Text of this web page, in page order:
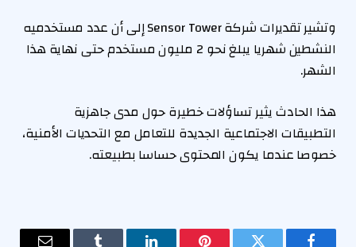
وتشير تقديرات شركة Sensor Tower إلى أن عدد مستخدميه
النشطين شهريا يبلغ نحو 2 مليون مستخدم حتى نهاية هذا
الشهر.
هذا الحادث يثير تساؤلات خطيرة حول مدى جاهزية
التطبيقات الاجتماعية الجديدة للتعامل مع التحديات الأمنية،
خصوصا عندما يكون المحتوى حساسا بطبيعته.